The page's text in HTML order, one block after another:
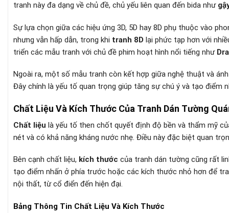
tranh này đa dạng về chủ đề, chủ yếu liên quan đến bida như
Sự lựa chọn giữa các hiệu ứng 3D, 5D hay 8D phụ thuộc vào
nhưng vẫn hấp dẫn, trong khi tranh 8D lại phức tạp hơn với
triển các mẫu tranh với chủ đề phim hoạt hình nổi tiếng như
Ngoài ra, một số mẫu tranh còn kết hợp giữa nghệ thuật và
Đây chính là yếu tố quan trọng giúp tăng sự chú ý và tạo điểm
Chất Liệu Và Kích Thước Của Tranh Dán Tường
Chất liệu là yếu tố then chốt quyết định độ bền và thẩm mỹ
nét và có khả năng kháng nước nhẹ. Điều này đặc biệt quan
Bên cạnh chất liệu, kích thước của tranh dán tường cũng rất
tạo điểm nhấn ở phía trước hoặc các kích thước nhỏ hơn để
nội thất, từ cổ điển đến hiện đại.
Bảng Thông Tin Chất Liệu Và Kích Thước